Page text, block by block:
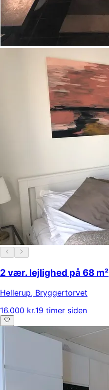
2 vær. lejlighed på 68 m²
Hellerup, Bryggertorvet
16.000 kr.19 timer siden